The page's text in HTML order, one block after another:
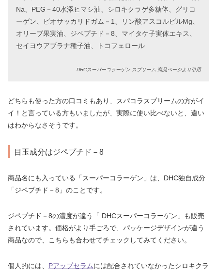
Na、PEG－40水添ヒマシ油、シロキクラゲ多糖体、グリコ
ーゲン、ビオサッカリドガム－1、リン酸アスコルビルMg、
オリーブ果実油、ジペプチド－8、マイタケ子実体エキス、
セイヨウアブラナ種子油、トコフェロール
DHCスーパーコラーゲン スプリーム 商品ページより引用
どちらも使った方の口コミもあり、スパコラスプリームの方がイ
イ！と言っている方もいましたが、実際に使い比べないと、違い
はわからなさそうです。
目玉成分はジペプチド－8
商品名にも入っている「スーパーコラーゲン」は、DHC独自成分
「ジペプチド－8」のことです。
ジペプチド－8の濃度が違う「 DHCスーパーコラーゲン」も販売
されています。価格がより手ごろで、パッケージデザインが違う
商品なので、こちらも合わせてチェックしてみてください。
個人的には、 Pアップセラムには配合されていなかったシロキクラ